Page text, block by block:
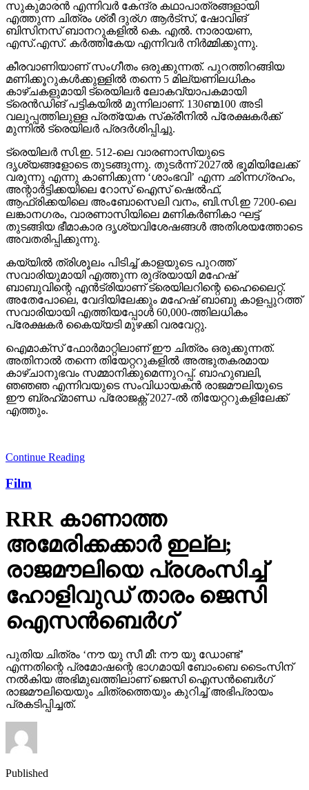
സുകുമാരന്‍ എന്നിവര്‍ കേന്ദ്ര കഥാപാത്രങ്ങളായി
എത്തുന്ന ചിത്രം ശ്രീ ദുര്ഗ ആര്‍ട്‌സ്, ഷോവിങ്
ബിസിനസ് ബാനറുകളില്‍ കെ. എല്‍. നാരായണ,
എസ്.എസ്. കര്‍ത്തികേയ എന്നിവര്‍ നിര്‍മ്മിക്കുന്നു.
കീരവാണിയാണ് സംഗീതം ഒരുക്കുന്നത്. പുറത്തിറങ്ങിയ
മണിക്കൂറുകള്‍ക്കുള്ളില്‍ തന്നെ 5 മില്യണിലധികം
കാഴ്ചകളുമായി ട്രെയിലര്‍ ലോകവ്യാപകമായി
ട്രെന്‍ഡിങ് പട്ടികയില്‍ മുന്നിലാണ്. 130ണ്മ100 അടി
വലുപ്പത്തിലുള്ള പ്രത്യേക സ്‌ക്രീനില്‍ പ്രേക്ഷകര്‍ക്ക്
മുന്നില്‍ ട്രെയിലര്‍ പ്രദര്‍ശിപ്പിച്ചു.
ട്രെയിലര്‍ സി.ഇ. 512-ലെ വാരണാസിയുടെ
ദൃശ്യങ്ങളോടെ തുടങ്ങുന്നു. തുടര്‍ന്ന് 2027ല്‍ ഭൂമിയിലേക്ക്
വരുന്നു എന്നു കാണിക്കുന്ന ‘ശാംഭവി’ എന്ന ഛിന്നഗ്രഹം,
അന്റാര്‍ട്ടിക്കയിലെ റോസ് ഐസ് ഷെല്‍ഫ്,
ആഫ്രിക്കയിലെ അംബോസെലി വനം, ബി.സി.ഇ 7200-ലെ
ലങ്കാനഗരം, വാരണാസിയിലെ മണികര്‍ണികാ ഘട്ട്
തുടങ്ങിയ ഭീമാകാര ദൃശ്യവിശേഷങ്ങള്‍ അതിശയത്തോടെ
അവതരിപ്പിക്കുന്നു.
കയ്യില്‍ ത്രിശൂലം പിടിച്ച് കാളയുടെ പുറത്ത്
സവാരിയുമായി എത്തുന്ന രുദ്രയായി മഹേഷ്
ബാബുവിന്റെ എന്‍ട്രിയാണ് ട്രെയിലറിന്റെ ഹൈലൈറ്റ്.
അതേപോലെ, വേദിയിലേക്കും മഹേഷ് ബാബു കാളപ്പുറത്ത്
സവാരിയായി എത്തിയപ്പോള്‍ 60,000-ത്തിലധികം
പ്രേക്ഷകര്‍ കൈയ്യടി മുഴക്കി വരവേറ്റു.
ഐമാക്‌സ് ഫോര്‍മാറ്റിലാണ് ഈ ചിത്രം ഒരുക്കുന്നത്.
അതിനാല്‍ തന്നെ തിയേറ്ററുകളില്‍ അത്ഭുതകരമായ
കാഴ്ചാനുഭവം സമ്മാനിക്കുമെന്നുറപ്പ്. ബാഹുബലി,
ഞഞഞ എന്നിവയുടെ സംവിധായകന്‍ രാജമൗലിയുടെ
ഈ ബ്രഹ്‌മാണ്ഡ പ്രോജക്റ്റ് 2027-ല്‍ തിയേറ്ററുകളിലേക്ക്
എത്തും.
Continue Reading
Film
RRR കാണാത്ത
അമേരിക്കക്കാര്‍ ഇല്ല;
രാജമൗലിയെ പ്രശംസിച്ച്
ഹോളിവുഡ് താരം ജെസി
ഐസന്‍ബെര്‍ഗ്
പുതിയ ചിത്രം ‘നൗ യു സീ മീ: നൗ യു ഡോണ്ട്’
എന്നതിന്റെ പ്രമോഷന്റെ ഭാഗമായി ബോംബെ ടൈംസിന്
നല്‍കിയ അഭിമുഖത്തിലാണ് ജെസി ഐസന്‍ബെര്‍ഗ്
രാജമൗലിയെയും ചിത്രത്തെയും കുറിച്ച് അഭിപ്രായം
പ്രകടിപ്പിച്ചത്.
Published